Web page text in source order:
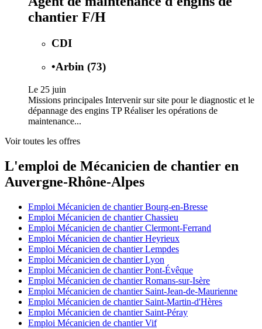
chantier F/H
CDI
•Arbin (73)
Le 25 juin
Missions principales Intervenir sur site pour le diagnostic et le
dépannage des engins TP Réaliser les opérations de
maintenance...
Voir toutes les offres
L'emploi de Mécanicien de chantier en
Auvergne-Rhône-Alpes
Emploi Mécanicien de chantier Bourg-en-Bresse
Emploi Mécanicien de chantier Chassieu
Emploi Mécanicien de chantier Clermont-Ferrand
Emploi Mécanicien de chantier Heyrieux
Emploi Mécanicien de chantier Lempdes
Emploi Mécanicien de chantier Lyon
Emploi Mécanicien de chantier Pont-Évêque
Emploi Mécanicien de chantier Romans-sur-Isère
Emploi Mécanicien de chantier Saint-Jean-de-Maurienne
Emploi Mécanicien de chantier Saint-Martin-d'Hères
Emploi Mécanicien de chantier Saint-Péray
Emploi Mécanicien de chantier Vif